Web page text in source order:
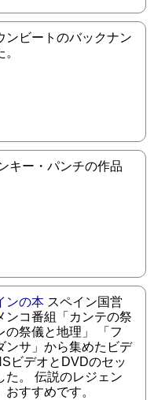
ンビートのバックナン
キー・パンチの作品
ンの本 スペイン国営
ンコ番組「カンテの祭
の祭儀と地理」 「フ
ンサ」から集めたビデ
ビデオとDVDのセッ
た。 伝説のレジェン
おすすめです。